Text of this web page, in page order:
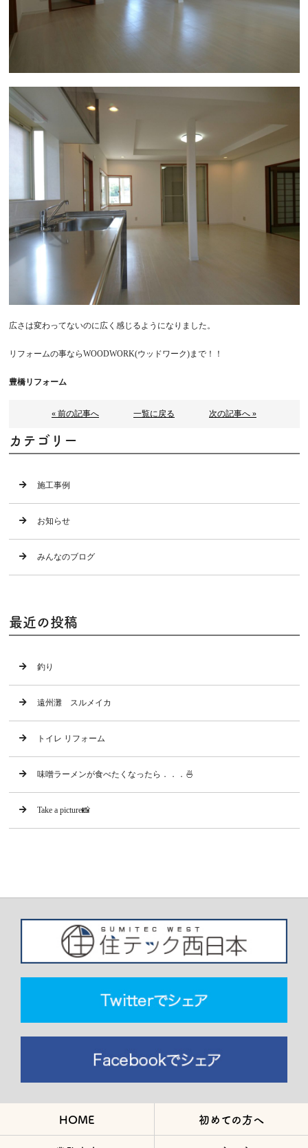
広さは変わってないのに広く感じるようになりました。
リフォームの事ならWOODWORK(ウッドワーク)まで！！
豊橋リフォーム
« 前の記事へ 一覧に戻る 次の記事へ »
カテゴリー
施工事例
お知らせ
みんなのブログ
最近の投稿
釣り
遠州灘 スルメイカ
トイレ リフォーム
味噌ラーメンが食べたくなったら．．．🍜
Take a picture📸
HOME 初めての方へ